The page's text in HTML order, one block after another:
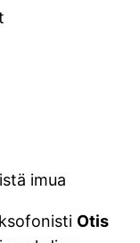
imua
Otis